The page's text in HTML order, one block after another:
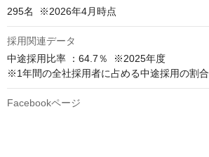
295名  ※2026年4月時点
採用関連データ
中途採用比率 ：64.7％  ※2025年度
※1年間の全社採用者に占める中途採用の割合
Facebookページ